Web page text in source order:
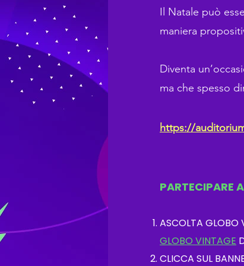
Il Natale può
maniera
Diventa
ma che spesso
https://
PARTECIPARE
ASCOLTA GLOBO
GLOBO VINTAGE
CLICCA SUL